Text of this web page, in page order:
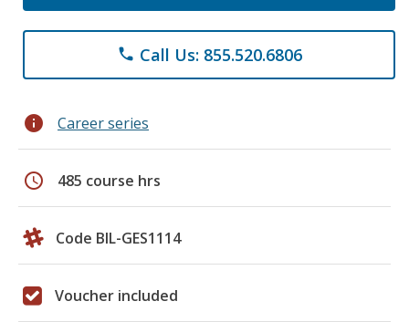
phone Call Us: 855.520.6806
info Career series
schedule 485 course hrs
Code BIL-GES1114
Voucher included